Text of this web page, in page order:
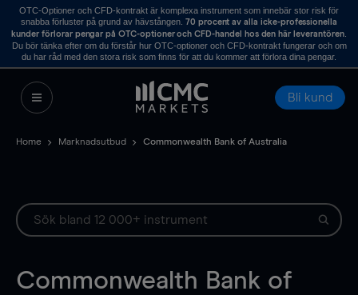
OTC-Optioner och CFD-kontrakt är komplexa instrument som innebär stor risk för
snabba förluster på grund av hävstången. 70 procent av alla icke-professionella
kunder förlorar pengar på OTC-optioner och CFD-handel hos den här leverantören.
Du bör tänka efter om du förstår hur OTC-optioner och CFD-kontrakt fungerar och om
du har råd med den stora risk som finns för att du kommer att förlora dina pengar.
Bli kund
Home Marknadsutbud Commonwealth Bank of Australia
Commonwealth Bank of